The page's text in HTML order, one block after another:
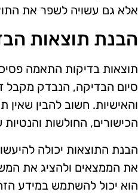
אלא גם עשויה לשפר את
הבנת תוצאות
תוצאות בדיקות התאמה
סיום הבדיקה, הנבדק מקבל
והאישיות. חשוב להבין
הכישורים, החולשות
הבנת התוצאות יכולה
את הממצאים ולהציג את
הוא יכול להשתמש במידע